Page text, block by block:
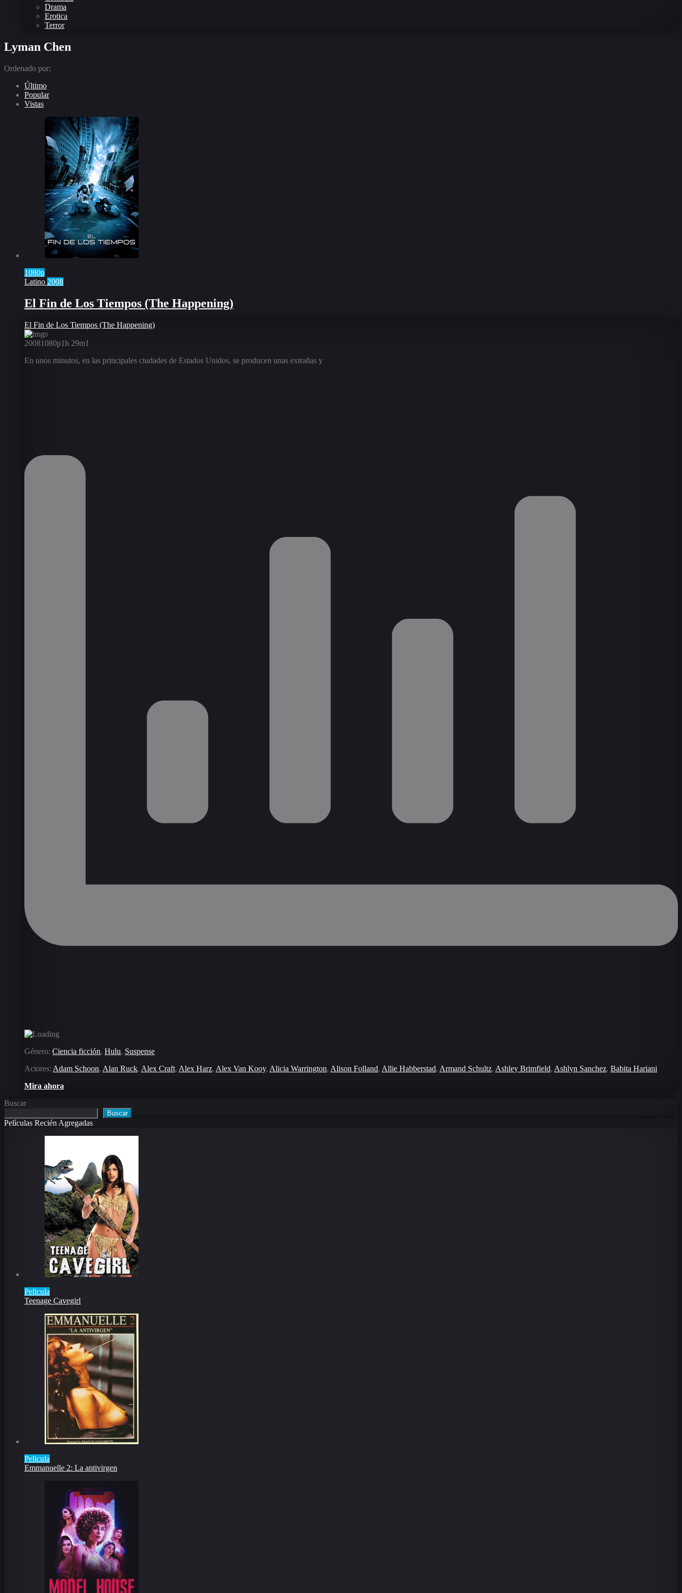
Drama
Erotica
Terror
Lyman Chen
Ordenado por:
Último
Popular
Vistas
1080p
Latino 2008
El Fin de Los Tiempos (The Happening)
El Fin de Los Tiempos (The Happening)
0
20081080p1h 29m1
En unos minutos, en las principales ciudades de Estados Unidos, se producen unas extrañas y
Género: Ciencia ficción, Hulu, Suspense
Actores: Adam Schoon, Alan Ruck, Alex Craft, Alex Harz, Alex Van Kooy, Alicia Warrington, Alison Folland, Allie Habberstad, Armand Schultz, Ashley Brimfield, Ashlyn Sanchez, Babita Hariani
Mira ahora
Buscar
Buscar
Películas Recién Agregadas
Pelicula
Teenage Cavegirl
Pelicula
Emmanuelle 2: La antivirgen